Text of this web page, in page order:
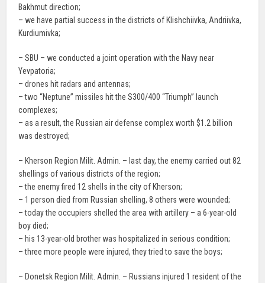
Bakhmut direction;
– we have partial success in the districts of Klishchiivka, Andriivka,
Kurdiumivka;
– SBU – we conducted a joint operation with the Navy near
Yevpatoria;
– drones hit radars and antennas;
– two “Neptune” missiles hit the S300/400 “Triumph” launch
complexes;
– as a result, the Russian air defense complex worth $1.2 billion
was destroyed;
– Kherson Region Milit. Admin. – last day, the enemy carried out 82
shellings of various districts of the region;
– the enemy fired 12 shells in the city of Kherson;
– 1 person died from Russian shelling, 8 others were wounded;
– today the occupiers shelled the area with artillery – a 6-year-old
boy died;
– his 13-year-old brother was hospitalized in serious condition;
– three more people were injured, they tried to save the boys;
– Donetsk Region Milit. Admin. – Russians injured 1 resident of the